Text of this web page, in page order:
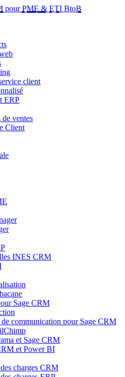
pour PME & ETI BtoB
client
ERP
ventes
Client
INES CRM
Sage CRM
communication pour Sage CRM
et Sage CRM
et Power BI
charges CRM